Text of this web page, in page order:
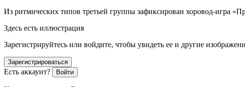
Из ритмических типов третьей группы зафиксирован хоровод-игра
Здесь есть иллюстрация
Зарегистрируйтесь или войдите, чтобы увидеть ее и другие
Зарегистрироваться
Есть аккаунт? Войти